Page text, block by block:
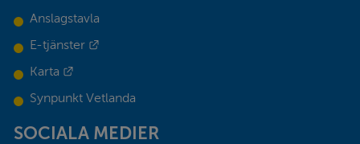
Anslagstavla
E-tjänster
Karta
Synpunkt Vetlanda
SOCIALA MEDIER